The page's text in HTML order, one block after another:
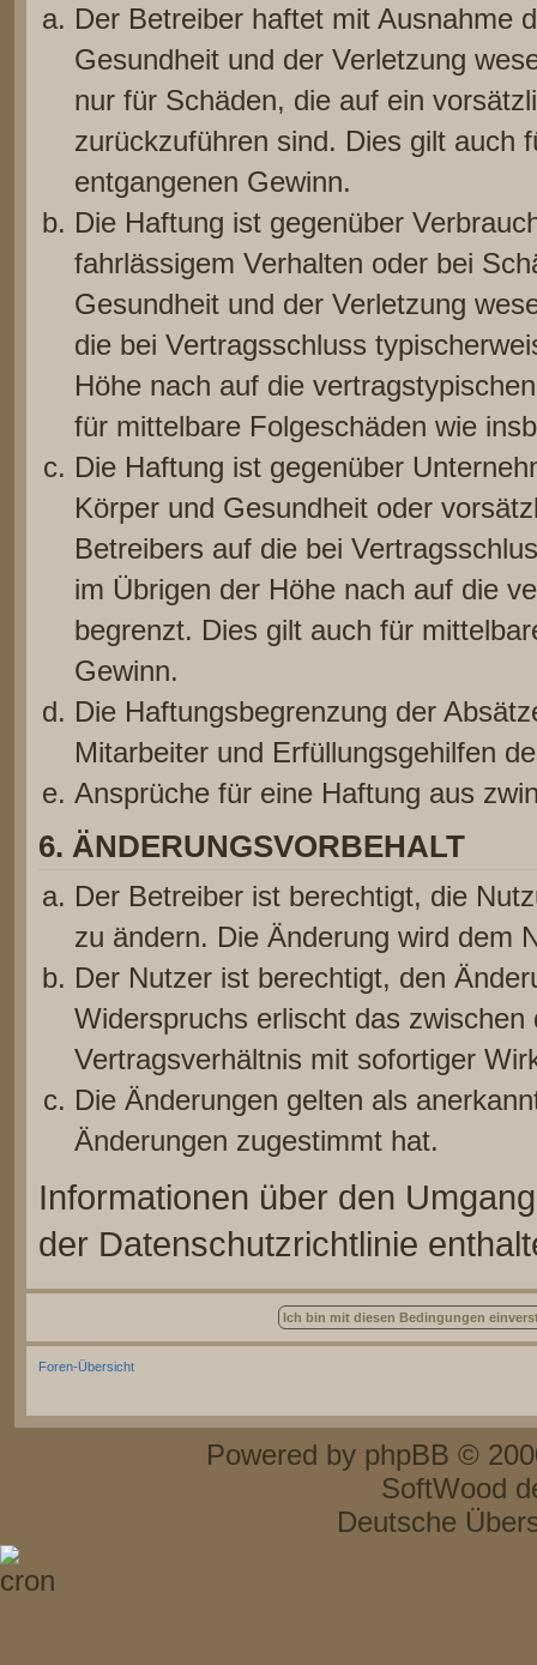
Der Betreiber haftet mit Ausnahme
Gesundheit und der Verletzung
nur für Schäden, die auf ein
zurückzuführen sind. Dies gilt auch
entgangenen Gewinn.
Die Haftung ist gegenüber
fahrlässigem Verhalten oder bei
Gesundheit und der Verletzung
die bei Vertragsschluss
Höhe nach auf die
für mittelbare Folgeschäden wie
Die Haftung ist gegenüber
Körper und Gesundheit oder
Betreibers auf die bei
im Übrigen der Höhe nach auf die
begrenzt. Dies gilt auch für
Gewinn.
Die Haftungsbegrenzung der
Mitarbeiter und Erfüllungsgehilfen
Ansprüche für eine Haftung aus
6. ÄNDERUNGSVORBEHALT
Der Betreiber ist berechtigt, die
zu ändern. Die Änderung wird dem
Der Nutzer ist berechtigt, den
Widerspruchs erlischt das
Vertragsverhältnis mit sofortiger
Die Änderungen gelten als
Änderungen zugestimmt hat.
Informationen über den
der Datenschutzrichtlinie
Foren-Übersicht
Powered by phpBB ©
SoftWood
Deutsche